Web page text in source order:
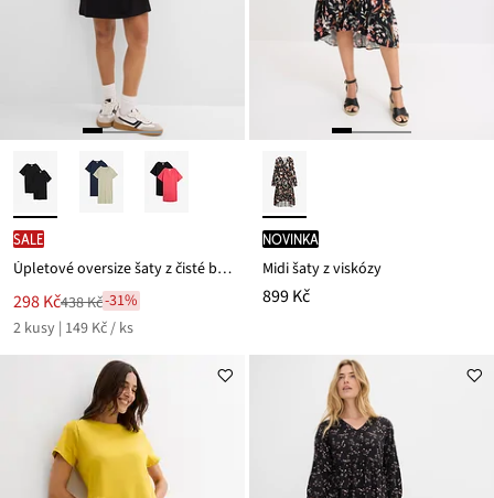
SALE
Úpletové oversize šaty z čisté bavlny (2 ks v balení)
Nová
cena
je
298 Kč
Zlevněno
z
ceny
438 Kč-31%
2 kusy | 149 Kč / ks
novinka
Midi šaty z viskózy
899 Kč